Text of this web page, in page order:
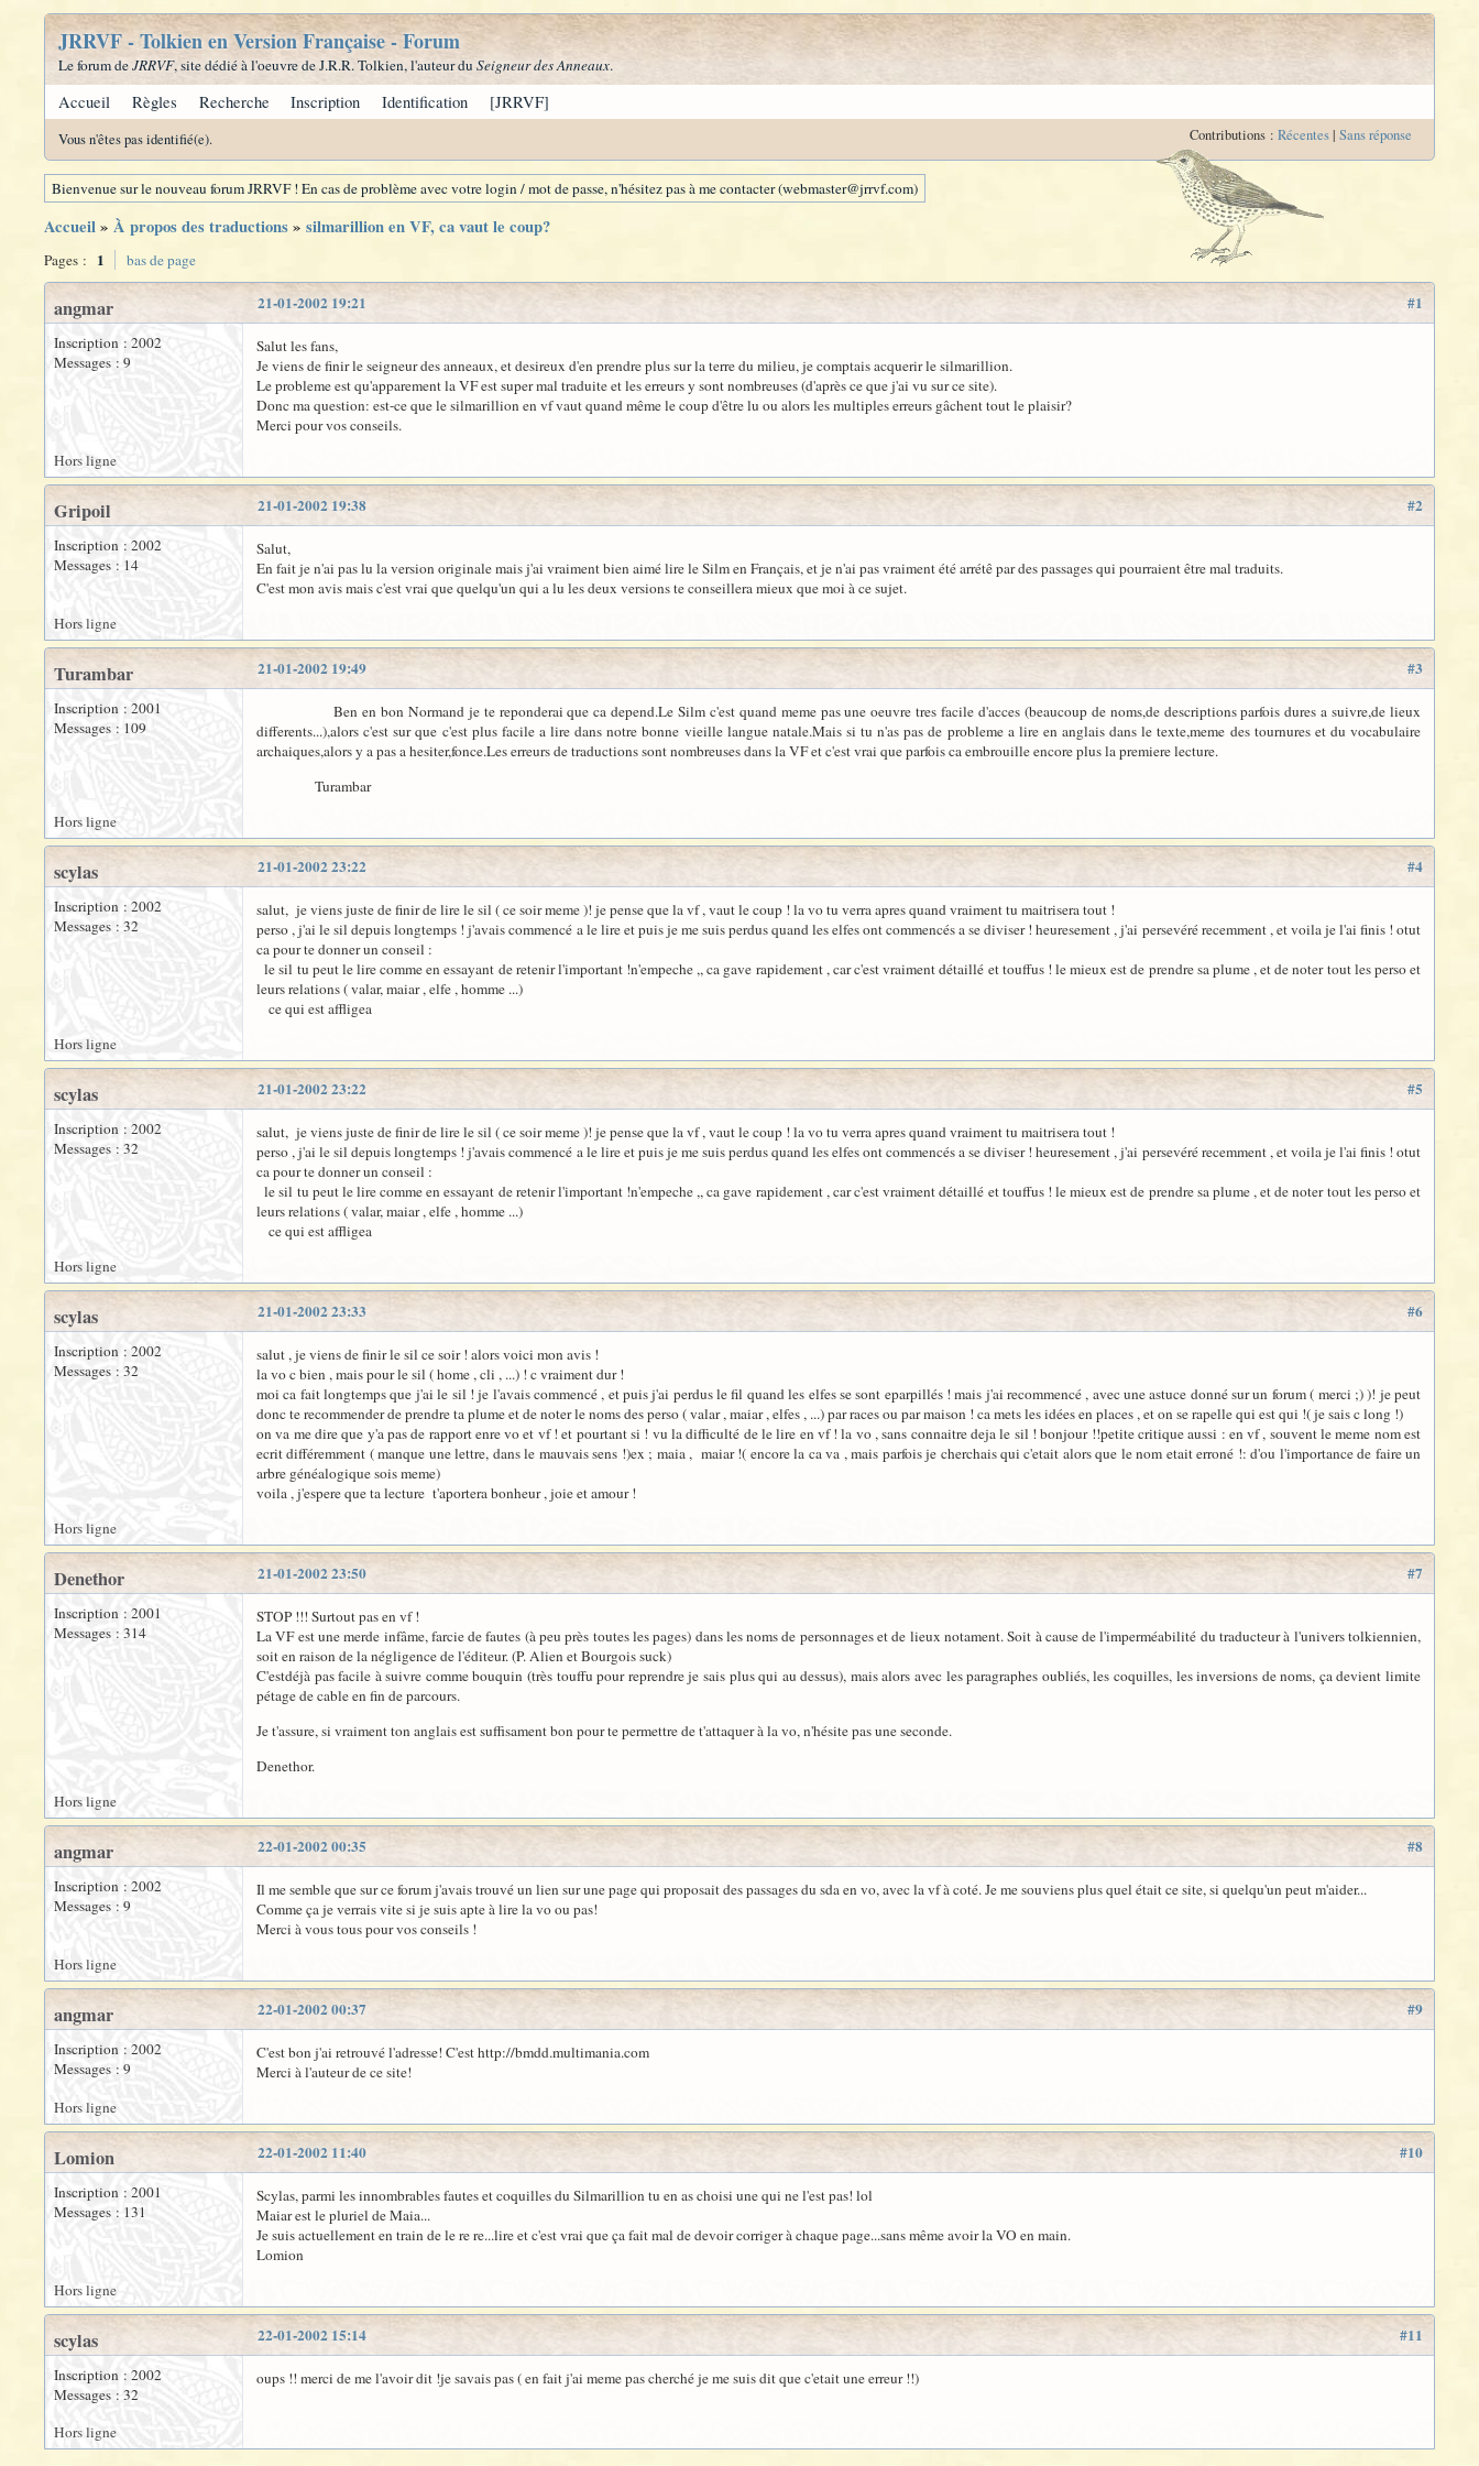
JRRVF - Tolkien en Version Française - Forum
Le forum deJRRVF, site dédié à l'oeuvre de J.R.R. Tolkien, l'auteur du Seigneur des Anneaux.
Accueil Règles Recherche Inscription Identification [JRRVF]
Vous n'êtes pas identifié(e). Contributions : Récentes| Sans réponse
Bienvenue sur le nouveau forum JRRVF ! En cas de problème avec votre login / mot de passe, n'hésitez pas à me contacter (webmaster@jrrvf.com)
Accueil» À propos des traductions» silmarillion en VF, ca vaut le coup?
Pages : 1 bas de page
#1
21-01-2002 19:21
angmar
Inscription : 2002
Messages : 9
Salut les fans,
Je viens de finir le seigneur des anneaux, et desireux d'en prendre plus sur la terre du milieu, je comptais acquerir le silmarillion.
Le probleme est qu'apparement la VF est super mal traduite et les erreurs y sont nombreuses (d'après ce que j'ai vu sur ce site).
Donc ma question: est-ce que le silmarillion en vf vaut quand même le coup d'être lu ou alors les multiples erreurs gâchent tout le plaisir?
Merci pour vos conseils.
Hors ligne
#2
21-01-2002 19:38
Gripoil
Inscription : 2002
Messages : 14
Salut,
En fait je n'ai pas lu la version originale mais j'ai vraiment bien aimé lire le Silm en Français, et je n'ai pas vraiment été arrétê par des passages qui pourraient être mal traduits.
C'est mon avis mais c'est vrai que quelqu'un qui a lu les deux versions te conseillera mieux que moi à ce sujet.
Hors ligne
#3
21-01-2002 19:49
Turambar
Inscription : 2001
Messages : 109
Ben en bon Normand je te reponderai que ca depend.Le Silm c'est quand meme pas une oeuvre tres facile d'acces (beaucoup de noms,de descriptions parfois dures a suivre,de lieux
differents...),alors c'est sur que c'est plus facile a lire dans notre bonne vieille langue natale.Mais si tu n'as pas de probleme a lire en anglais dans le texte,meme des tournures et du vocabulaire
archaiques,alors y a pas a hesiter,fonce.Les erreurs de traductions sont nombreuses dans la VF et c'est vrai que parfois ca embrouille encore plus la premiere lecture.
Turambar
Hors ligne
#4
21-01-2002 23:22
scylas
Inscription : 2002
Messages : 32
salut, je viens juste de finir de lire le sil ( ce soir meme )! je pense que la vf , vaut le coup ! la vo tu verra apres quand vraiment tu maitrisera tout !
perso , j'ai le sil depuis longtemps ! j'avais commencé a le lire et puis je me suis perdus quand les elfes ont commencés a se diviser ! heuresement , j'ai persevéré recemment , et voila je l'ai finis ! otut
ca pour te donner un conseil :
le sil tu peut le lire comme en essayant de retenir l'important !n'empeche ,, ca gave rapidement , car c'est vraiment détaillé et touffus ! le mieux est de prendre sa plume , et de noter tout les perso et
leurs relations ( valar, maiar , elfe , homme ...)
ce qui est affligea
Hors ligne
#5
21-01-2002 23:22
scylas
Inscription : 2002
Messages : 32
salut, je viens juste de finir de lire le sil ( ce soir meme )! je pense que la vf , vaut le coup ! la vo tu verra apres quand vraiment tu maitrisera tout !
perso , j'ai le sil depuis longtemps ! j'avais commencé a le lire et puis je me suis perdus quand les elfes ont commencés a se diviser ! heuresement , j'ai persevéré recemment , et voila je l'ai finis ! otut
ca pour te donner un conseil :
le sil tu peut le lire comme en essayant de retenir l'important !n'empeche ,, ca gave rapidement , car c'est vraiment détaillé et touffus ! le mieux est de prendre sa plume , et de noter tout les perso et
leurs relations ( valar, maiar , elfe , homme ...)
ce qui est affligea
Hors ligne
#6
21-01-2002 23:33
scylas
Inscription : 2002
Messages : 32
salut , je viens de finir le sil ce soir ! alors voici mon avis !
la vo c bien , mais pour le sil ( home , cli , ...) ! c vraiment dur !
moi ca fait longtemps que j'ai le sil ! je l'avais commencé , et puis j'ai perdus le fil quand les elfes se sont eparpillés ! mais j'ai recommencé , avec une astuce donné sur un forum ( merci ;) )! je peut
donc te recommender de prendre ta plume et de noter le noms des perso ( valar , maiar , elfes , ...) par races ou par maison ! ca mets les idées en places , et on se rapelle qui est qui !( je sais c long !)
on va me dire que y'a pas de rapport enre vo et vf ! et pourtant si ! vu la difficulté de le lire en vf ! la vo , sans connaitre deja le sil ! bonjour !!petite critique aussi : en vf , souvent le meme nom est
ecrit différemment ( manque une lettre, dans le mauvais sens !)ex ; maia , maiar !( encore la ca va , mais parfois je cherchais qui c'etait alors que le nom etait erroné !: d'ou l'importance de faire un
arbre généalogique sois meme)
voila , j'espere que ta lecture t'aportera bonheur , joie et amour !
Hors ligne
#7
21-01-2002 23:50
Denethor
Inscription : 2001
Messages : 314
STOP !!! Surtout pas en vf !
La VF est une merde infâme, farcie de fautes (à peu près toutes les pages) dans les noms de personnages et de lieux notament. Soit à cause de l'imperméabilité du traducteur à l'univers tolkiennien,
soit en raison de la négligence de l'éditeur. (P. Alien et Bourgois suck)
C'estdéjà pas facile à suivre comme bouquin (très touffu pour reprendre je sais plus qui au dessus), mais alors avec les paragraphes oubliés, les coquilles, les inversions de noms, ça devient limite
pétage de cable en fin de parcours.
Je t'assure, si vraiment ton anglais est suffisament bon pour te permettre de t'attaquer à la vo, n'hésite pas une seconde.
Denethor.
Hors ligne
#8
22-01-2002 00:35
angmar
Inscription : 2002
Messages : 9
Il me semble que sur ce forum j'avais trouvé un lien sur une page qui proposait des passages du sda en vo, avec la vf à coté. Je me souviens plus quel était ce site, si quelqu'un peut m'aider...
Comme ça je verrais vite si je suis apte à lire la vo ou pas!
Merci à vous tous pour vos conseils !
Hors ligne
#9
22-01-2002 00:37
angmar
Inscription : 2002
Messages : 9
C'est bon j'ai retrouvé l'adresse! C'est http://bmdd.multimania.com
Merci à l'auteur de ce site!
Hors ligne
#10
22-01-2002 11:40
Lomion
Inscription : 2001
Messages : 131
Scylas, parmi les innombrables fautes et coquilles du Silmarillion tu en as choisi une qui ne l'est pas! lol
Maiar est le pluriel de Maia...
Je suis actuellement en train de le re re...lire et c'est vrai que ça fait mal de devoir corriger à chaque page...sans même avoir la VO en main.
Lomion
Hors ligne
#11
22-01-2002 15:14
scylas
Inscription : 2002
Messages : 32
oups !! merci de me l'avoir dit !je savais pas ( en fait j'ai meme pas cherché je me suis dit que c'etait une erreur !!)
Hors ligne